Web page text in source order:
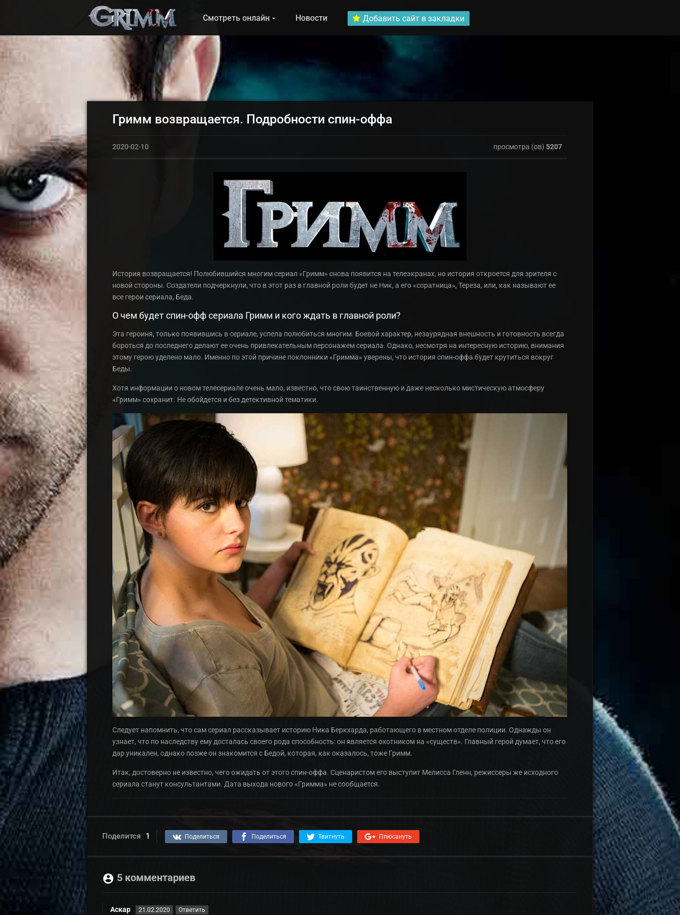
Смотреть онлайн Новости Добавить сайт в закладки
Гримм возвращается. Подробности спин-оффа
2020-02-10 просмотра (ов) 5207
История возвращается! Полюбившийся многим сериал «Гримм» снова появится на телеэкранах, но история откроется для зрителя с
новой стороны. Создатели подчеркнули, что в этот раз в главной роли будет не Ник, а его «соратница», Тереза, или, как называют ее
все герои сериала, Беда.
О чем будет спин-офф сериала Гримм и кого ждать в главной роли?
Эта героиня, только появившись в сериале, успела полюбиться многим. Боевой характер, незаурядная внешность и готовность всегда
бороться до последнего делают ее очень привлекательным персонажем сериала. Однако, несмотря на интересную историю, внимания
этому герою уделено мало. Именно по этой причине поклонники «Гримма» уверены, что история спин-оффа будет крутиться вокруг
Беды.
Хотя информации о новом телесериале очень мало, известно, что свою таинственную и даже несколько мистическую атмосферу
«Гримм» сохранит. Не обойдется и без детективной тематики.
Следует напомнить, что сам сериал рассказывает историю Ника Беркхарда, работающего в местном отделе полиции. Однажды он
узнает, что по наследству ему досталась своего рода способность: он является охотником на «существ». Главный герой думает, что его
дар уникален, однако позже он знакомится с Бедой, которая, как оказалось, тоже Гримм.
Итак, достоверно не известно, чего ожидать от этого спин-оффа. Сценаристом его выступит Мелисса Гленн, режиссеры же исходного
сериала станут консультантами. Дата выхода нового «Гримма» не сообщается.
Поделится 1 Поделиться Поделиться Твитнуть Плюсануть
5 комментариев
Аскар 21.02.2020 Ответить